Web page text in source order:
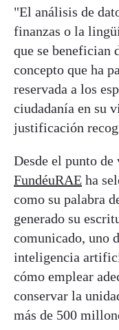
"El análisis de
finanzas o la
que se
concepto que ha
reservada a los
ciudadanía en su
justificación
Desde el punto
FundéuRAE ha
como su palabra
generado su
comunicado, uno
inteligencia
cómo emplear
conservar la
más de 500